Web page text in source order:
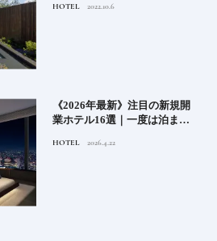
HOTEL 2022.10.6
《2026年最新》注目の新規開
業ホテル16選｜一度は泊まり
ホテル
HOTEL 2026.4.22